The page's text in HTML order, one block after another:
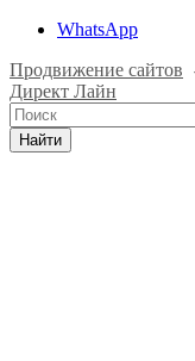
WhatsApp
Продвижение сайтов
Директ Лайн
Найти